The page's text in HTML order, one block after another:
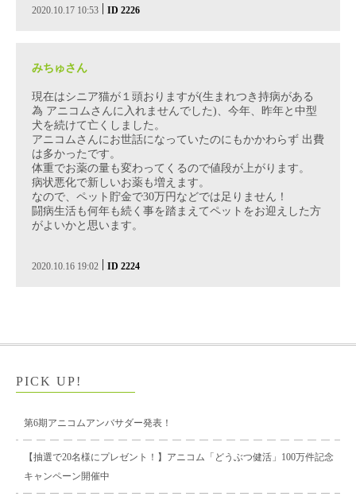
2020.10.17 10:53 | ID 2226
みちゅさん
現在はシニア猫が１頭おりますが(生まれつき持病がある
為 アニコムさんに入れませんでした)、今年、昨年と中型
犬を続けて亡くしました。
アニコムさんにお世話になっていたのにもかかわらず 出費
は多かったです。
体重でお薬の量も変わってくるので値段が上がります。
病状悪化で新しいお薬も増えます。
なので、ペット貯金で30万円などでは足りません！
闘病生活も何年も続く事を踏まえてペットをお迎えした方
がよいかと思います。
2020.10.16 19:02 | ID 2224
PICK UP!
第6期アニコムアンバサダー発表！
【抽選で20名様にプレゼント！】アニコム「どうぶつ健活」100万件記念
キャンペーン開催中